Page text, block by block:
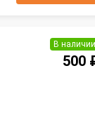
В наличии
500